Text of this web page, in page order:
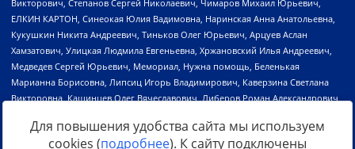
Для повышения удобства сайта мы используем
cookies (подробнее). К сайту подключены